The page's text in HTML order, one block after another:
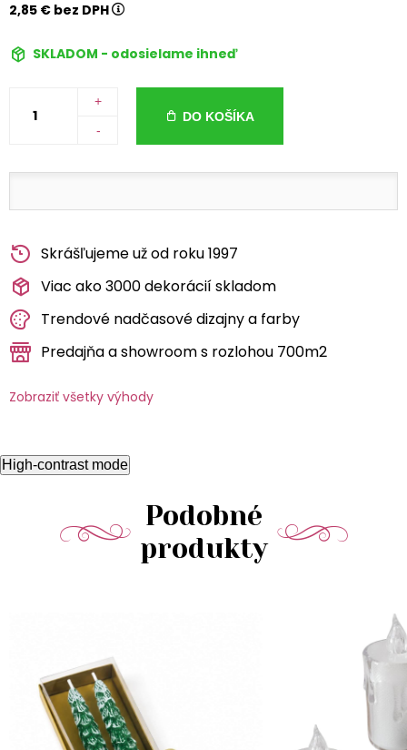
2,85 € bez DPH
SKLADOM - odosielame ihneď
+
-
DO KOŠÍKA
Skrášľujeme už od roku 1997
Viac ako 3000 dekorácií skladom
Trendové nadčasové dizajny a farby
Predajňa a showroom s rozlohou 700m2
Zobraziť všetky výhody
High-contrast mode
Podobné
produkty